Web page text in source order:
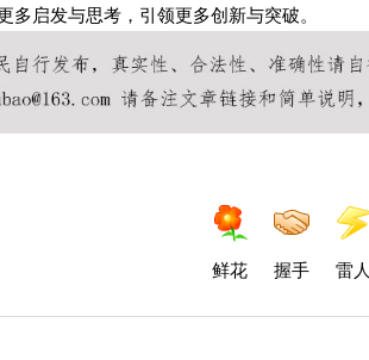
多启发与思考，引领更多创新与突破。
鲜花 握手 雷